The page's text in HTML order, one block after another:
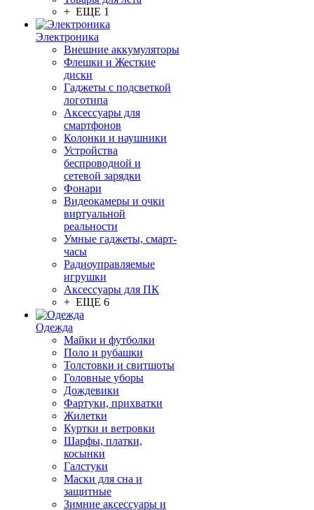
+ ЕЩЕ 1
Электроника
Внешние аккумуляторы
Флешки и Жесткие
диски
Гаджеты с подсветкой
логотипа
Аксессуары для
смартфонов
Колонки и наушники
Устройства
беспроводной и
сетевой зарядки
Фонари
Видеокамеры и очки
виртуальной
реальности
Умные гаджеты, смарт-
часы
Радиоуправляемые
игрушки
Аксессуары для ПК
+ ЕЩЕ 6
Одежда
Майки и футболки
Поло и рубашки
Толстовки и свитшоты
Головные уборы
Дождевики
Фартуки, прихватки
Жилетки
Куртки и ветровки
Шарфы, платки,
косынки
Галстуки
Маски для сна и
защитные
Зимние аксессуары и